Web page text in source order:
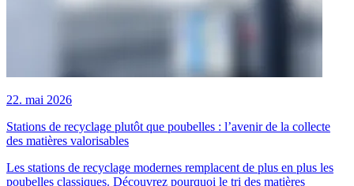
22. mai 2026
Stations de recyclage plutôt que poubelles : l’avenir de la collecte
des matières valorisables
Les stations de recyclage modernes remplacent de plus en plus les
poubelles classiques. Découvrez pourquoi le tri des matières